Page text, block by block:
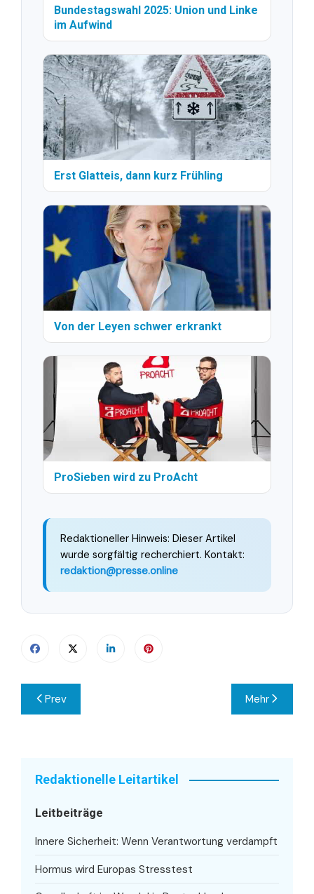
Bundestagswahl 2025: Union und Linke
im Aufwind
Erst Glatteis, dann kurz Frühling
Von der Leyen schwer erkrankt
ProSieben wird zu ProAcht
Redaktioneller Hinweis: Dieser Artikel
wurde sorgfältig recherchiert. Kontakt:
redaktion@presse.online
Beitragsnavigation
Prev Mehr
Redaktionelle Leitartikel
Leitbeiträge
Innere Sicherheit: Wenn Verantwortung verdampft
Hormus wird Europas Stresstest